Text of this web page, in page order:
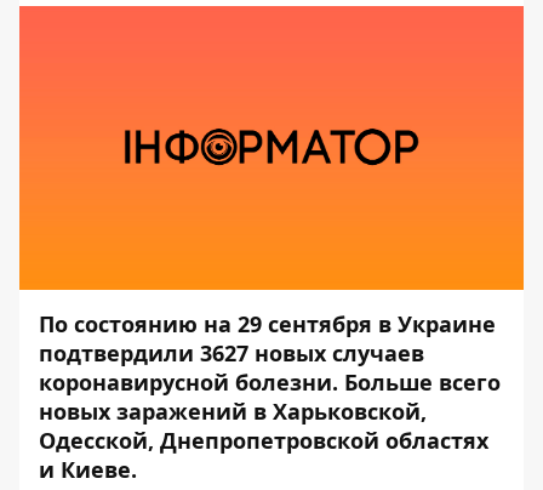
По состоянию на 29 сентября в Украине
подтвердили 3627 новых случаев
коронавирусной болезни. Больше всего
новых заражений в Харьковской,
Одесской, Днепропетровской областях
и Киеве.